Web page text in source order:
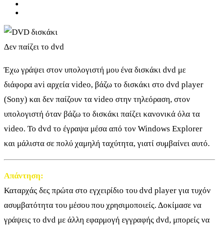
Δεν παίζει το dvd
Έχω γράψει στον υπολογιστή μου ένα δισκάκι dvd με
διάφορα avi αρχεία video, βάζω το δισκάκι στο dvd player
(Sony) και δεν παίζουν τα video στην τηλεόραση, στον
υπολογιστή όταν βάζω το δισκάκι παίζει κανονικά όλα τα
video. To dvd το έγραψα μέσα από τον Windows Explorer
και μάλιστα σε πολύ χαμηλή ταχύτητα, γιατί συμβαίνει αυτό.
Απάντηση:
Καταρχάς δες πρώτα στο εγχειρίδιο του dvd player για τυχόν
ασυμβατότητα του μέσου που χρησιμοποιείς. Δοκίμασε να
γράψεις το dvd με άλλη εφαρμογή εγγραφής dvd, μπορείς να